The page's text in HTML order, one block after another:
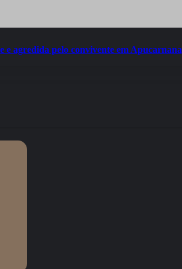
e agredida pelo convivente em Apucarnana